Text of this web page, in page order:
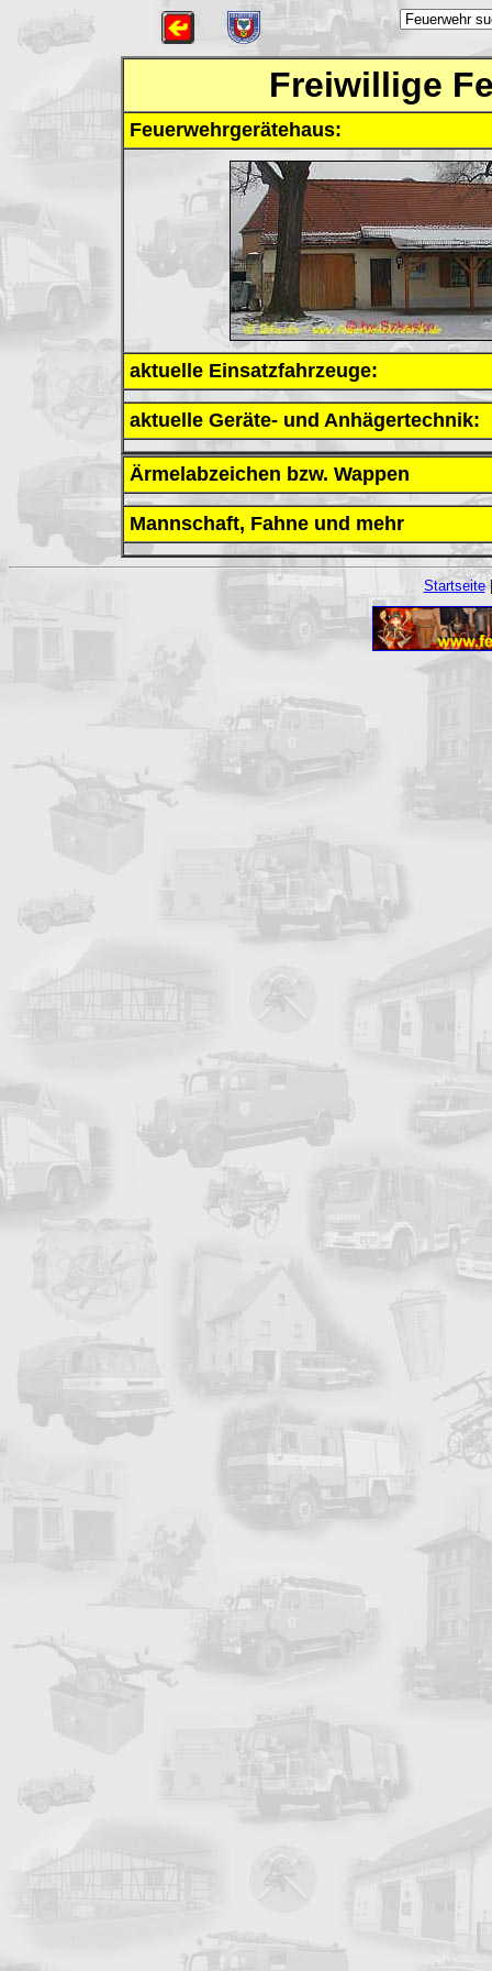
Freiwillige
Feuerwehrgerätehaus:
aktuelle Einsatzfahrzeuge:
aktuelle Geräte- und Anhägertechnik:
Ärmelabzeichen bzw. Wappen
Mannschaft, Fahne und mehr
Startseite